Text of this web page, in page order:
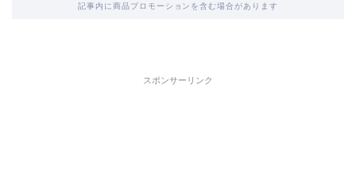
記事内に商品プロモーションを含む場合があります
スポンサーリンク